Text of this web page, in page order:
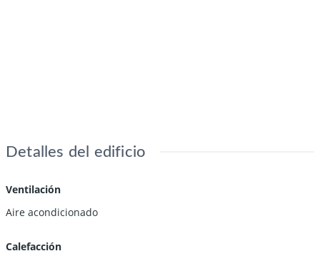
Detalles del edificio
Ventilación
Aire acondicionado
Calefacción